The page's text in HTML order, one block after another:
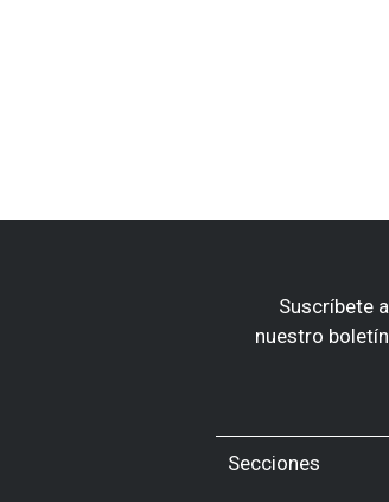
Suscríbete a
nuestro boletín
Secciones